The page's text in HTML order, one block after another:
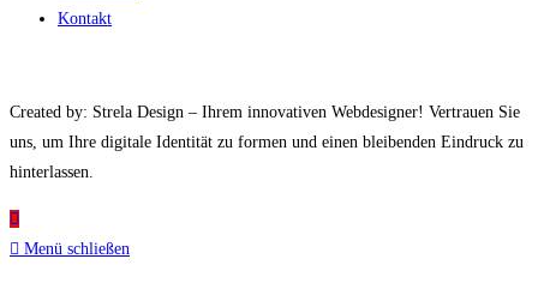
Kontakt
Created by: Strela Design – Ihrem innovativen Webdesigner! Vertrauen Sie
uns, um Ihre digitale Identität zu formen und einen bleibenden Eindruck zu
hinterlassen.
Menü schließen